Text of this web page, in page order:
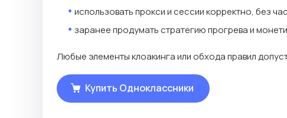
использовать прокси и сессии корректно, без
заранее продумать стратегию прогрева и
Любые элементы клоакинга или обхода правил
Купить Одноклассники